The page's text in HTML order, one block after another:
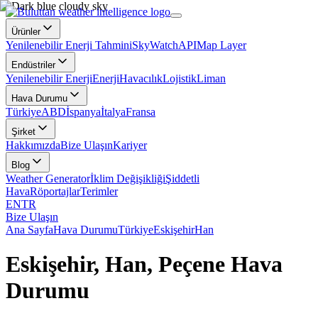
Ürünler
Yenilenebilir Enerji TahminiSkyWatchAPIMap Layer
Endüstriler
Yenilenebilir EnerjiEnerjiHavacılıkLojistikLiman
Hava Durumu
TürkiyeABDİspanyaİtalyaFransa
Şirket
HakkımızdaBize UlaşınKariyer
Blog
Weather Generatorİklim DeğişikliğiŞiddetli
HavaRöportajlarTerimler
ENTR
Bize Ulaşın
Ana SayfaHava DurumuTürkiyeEskişehirHan
Eskişehir, Han, Peçene Hava
Durumu